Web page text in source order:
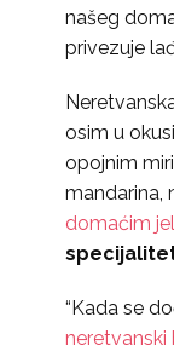
našeg
privezuje
osim u
opojnim
mandarina,
domaćim
“Kada se
neretvanski